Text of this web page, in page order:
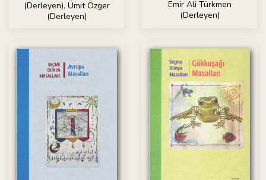
(Derleyen), Ümit Özger
(Derleyen)
Emir Ali Türkmen
(Derleyen)